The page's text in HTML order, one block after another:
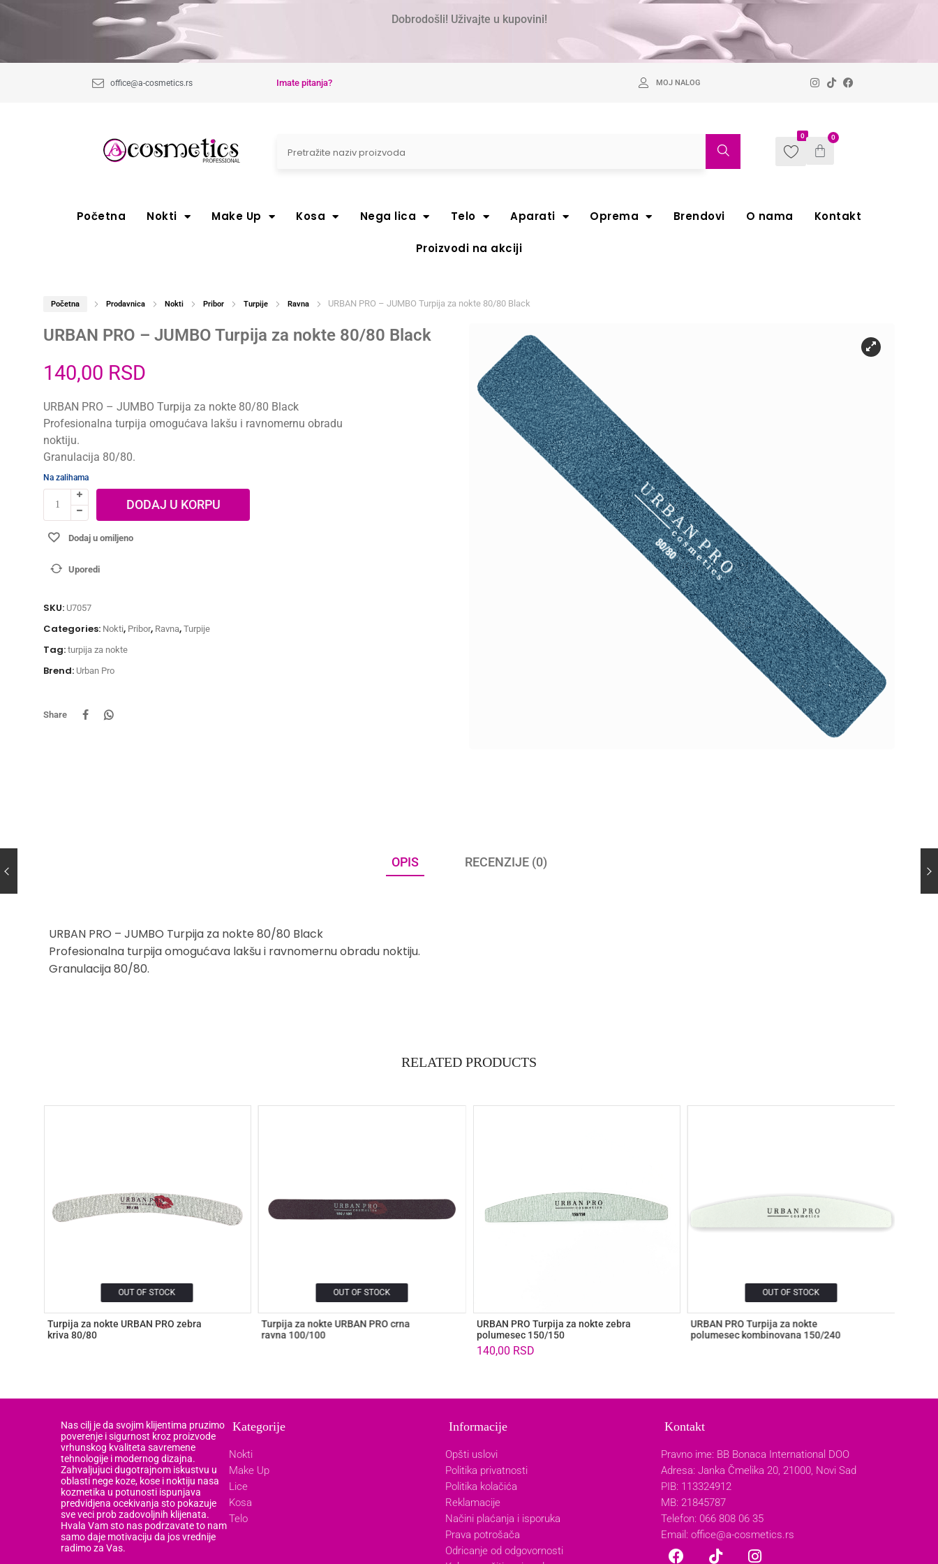
Dobrodošli! Uživajte u kupovini!
office@a-cosmetics.rs Imate pitanja? MOJ NALOG
0 0
Početna Nokti Make Up Kosa Nega lica Telo Aparati Oprema Brendovi O nama Kontakt
Proizvodi na akciji
Početna Prodavnica Nokti Pribor Turpije Ravna URBAN PRO – JUMBO Turpija za nokte 80/80 Black
URBAN PRO – JUMBO Turpija za nokte 80/80 Black
140,00 RSD
URBAN PRO – JUMBO Turpija za nokte 80/80 Black
Profesionalna turpija omogućava lakšu i ravnomernu obradu
noktiju.
Granulacija 80/80.
Na zalihama
DODAJ U KORPU
Dodaj u omiljeno
Uporedi
SKU: U7057
Categories: Nokti, Pribor, Ravna, Turpije
Tag: turpija za nokte
Brend: Urban Pro
Share
OPIS RECENZIJE (0)
URBAN PRO – JUMBO Turpija za nokte 80/80 Black
Profesionalna turpija omogućava lakšu i ravnomernu obradu noktiju.
Granulacija 80/80.
RELATED PRODUCTS
OUT OF STOCK
Turpija za nokte URBAN PRO zebra
kriva 80/80
OUT OF STOCK
Turpija za nokte URBAN PRO crna
ravna 100/100
URBAN PRO Turpija za nokte zebra
polumesec 150/150
140,00 RSD
OUT OF STOCK
URBAN PRO Turpija za nokte
polumesec kombinovana 150/240
Nas cilj je da svojim klijentima pruzimo
poverenje i sigurnost kroz proizvode
vrhunskog kvaliteta savremene
tehnologije i modernog dizajna.
Zahvaljujuci dugotrajnom iskustvu u
oblasti nege koze, kose i noktiju nasa
kozmetika u potunosti ispunjava
predvidjena ocekivanja sto pokazuje
sve veci prob zadovoljnih klijenata.
Hvala Vam sto nas podrzavate to nam
samo daje motivaciju da jos vrednije
radimo za Vas.
Kategorije
Nokti
Make Up
Lice
Kosa
Telo
Informacije
Opšti uslovi
Politika privatnosti
Politika kolačića
Reklamacije
Načini plaćanja i isporuka
Prava potrošača
Odricanje od odgovornosti
Kontakt
Pravno ime: BB Bonaca International DOO
Adresa: Janka Čmelika 20, 21000, Novi Sad
PIB: 113324912
MB: 21845787
Telefon: 066 808 06 35
Email:office@a-cosmetics.rs